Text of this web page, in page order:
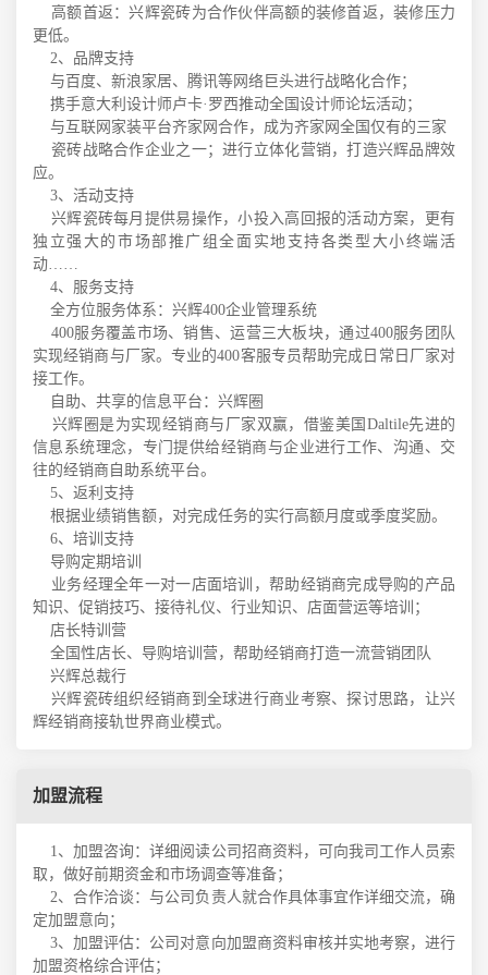
高额首返：兴辉瓷砖为合作伙伴高额的装修首返，装修压力
更低。
2、 品牌支持
与百度、新浪家居、腾讯等网络巨头进行战略化合作；
携手意大利设计师卢卡·罗西推动全国设计师论坛活动；
与互联网家装平台齐家网合作，成为齐家网全国仅有的三家
瓷砖战略合作企业之一；进行立体化营销，打造兴辉品牌效
应。
3、 活动支持
兴辉瓷砖每月提供易操作，小投入高回报的活动方案，更有
独立强大的市场部推广组全面实地支持各类型大小终端活
动……
4、 服务支持
全方位服务体系：兴辉400企业管理系统
400服务覆盖市场、销售、运营三大板块，通过400服务团队
实现经销商与厂家。专业的400客服专员帮助完成日常日厂家对
接工作。
自助、共享的信息平台：兴辉圈
兴辉圈是为实现经销商与厂家双赢，借鉴美国Daltile先进的
信息系统理念，专门提供给经销商与企业进行工作、沟通、交
往的经销商自助系统平台。
5、 返利支持
根据业绩销售额，对完成任务的实行高额月度或季度奖励。
6、 培训支持
导购定期培训
业务经理全年一对一店面培训，帮助经销商完成导购的产品
知识、促销技巧、接待礼仪、行业知识、店面营运等培训；
店长特训营
全国性店长、导购培训营，帮助经销商打造一流营销团队
兴辉总裁行
兴辉瓷砖组织经销商到全球进行商业考察、探讨思路，让兴
辉经销商接轨世界商业模式。
加盟流程
1、加盟咨询：详细阅读公司招商资料，可向我司工作人员索
取，做好前期资金和市场调查等准备；
2、合作洽谈：与公司负责人就合作具体事宜作详细交流，确
定加盟意向；
3、加盟评估：公司对意向加盟商资料审核并实地考察，进行
加盟资格综合评估；